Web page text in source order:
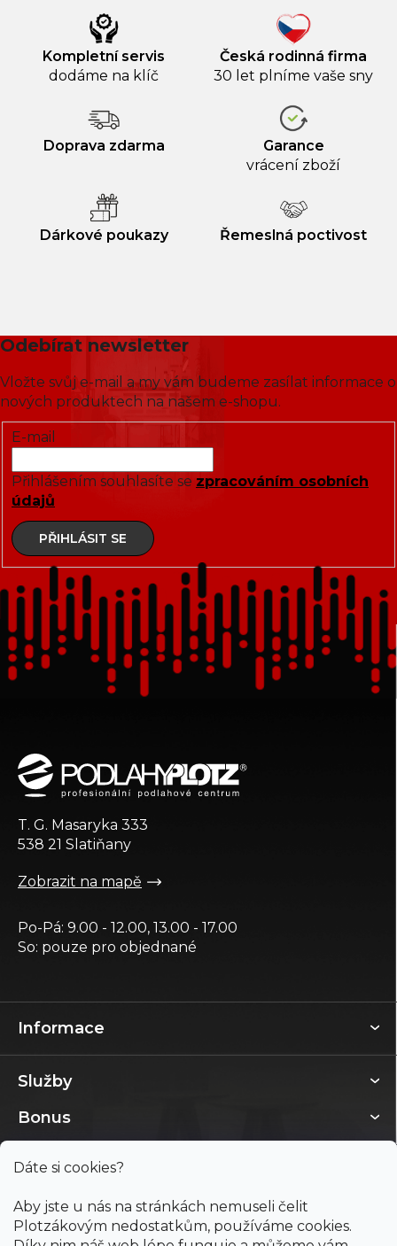
Dáte si cookies?
Aby jste u nás na stránkách nemuseli čelit
Plotzákovým nedostatkům, používáme cookies.
Kompletní servis
dodáme na klíč
Česká rodinná firma
30 let plníme vaše sny
Doprava zdarma
Garance
vrácení zboží
Dárkové poukazy Řemeslná poctivost
Odebírat newsletter
Vložte svůj e-mail a my vám budeme zasílat informace o
nových produktech na našem e-shopu.
E-mail
Přihlášením souhlasíte se zpracováním osobních
údajů
PŘIHLÁSIT SE
Informace
Služby
Bonus
T. G. Masaryka 333
538 21 Slatiňany
Zobrazit na mapě
Po-Pá: 9.00 - 12.00, 13.00 - 17.00
So: pouze pro objednané